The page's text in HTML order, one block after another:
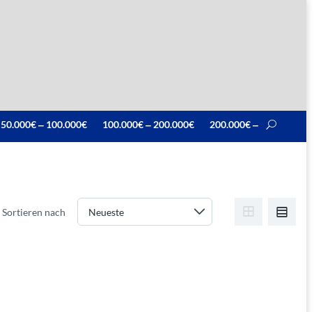
50.000€ ‒ 100.000€ 100.000€ ‒ 200.000€ 200.000€ ‒
Sortieren nach